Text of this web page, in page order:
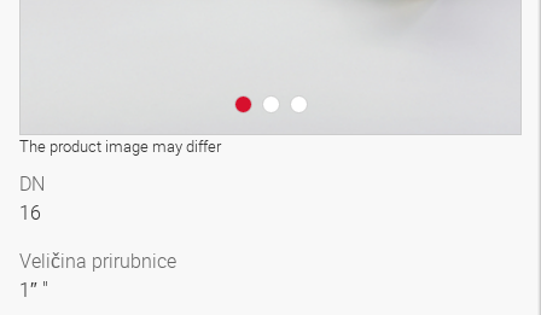
The product image may differ
DN
16
Veličina prirubnice
1″ "